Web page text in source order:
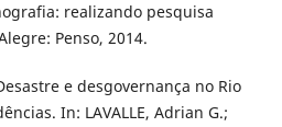
realizando pesquisa
Penso, 2014.
e desgovernança no Rio
In: LAVALLE, Adrian G.;